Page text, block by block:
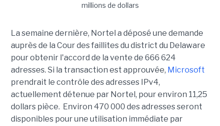
La semaine dernière, Nortel a déposé une demande
auprès de la Cour des faillites du district du Delaware
pour obtenir l'accord de la vente de 666 624
adresses. Si la transaction est approuvée, Microsoft
prendrait le contrôle des adresses IPv4,
actuellement détenue par Nortel, pour environ 11,25
dollars pièce. Environ 470 000 des adresses seront
disponibles pour une utilisation immédiate par